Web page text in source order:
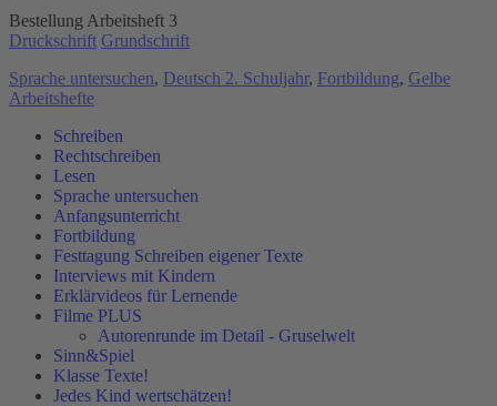
Bestellung Arbeitsheft 3
Druckschrift Grundschrift
Sprache untersuchen, Deutsch 2. Schuljahr, Fortbildung, Gelbe
Arbeitshefte
Schreiben
Rechtschreiben
Lesen
Sprache untersuchen
Anfangsunterricht
Fortbildung
Festtagung Schreiben eigener Texte
Interviews mit Kindern
Erklärvideos für Lernende
Filme PLUS
Autorenrunde im Detail - Gruselwelt
Sinn&Spiel
Klasse Texte!
Jedes Kind wertschätzen!